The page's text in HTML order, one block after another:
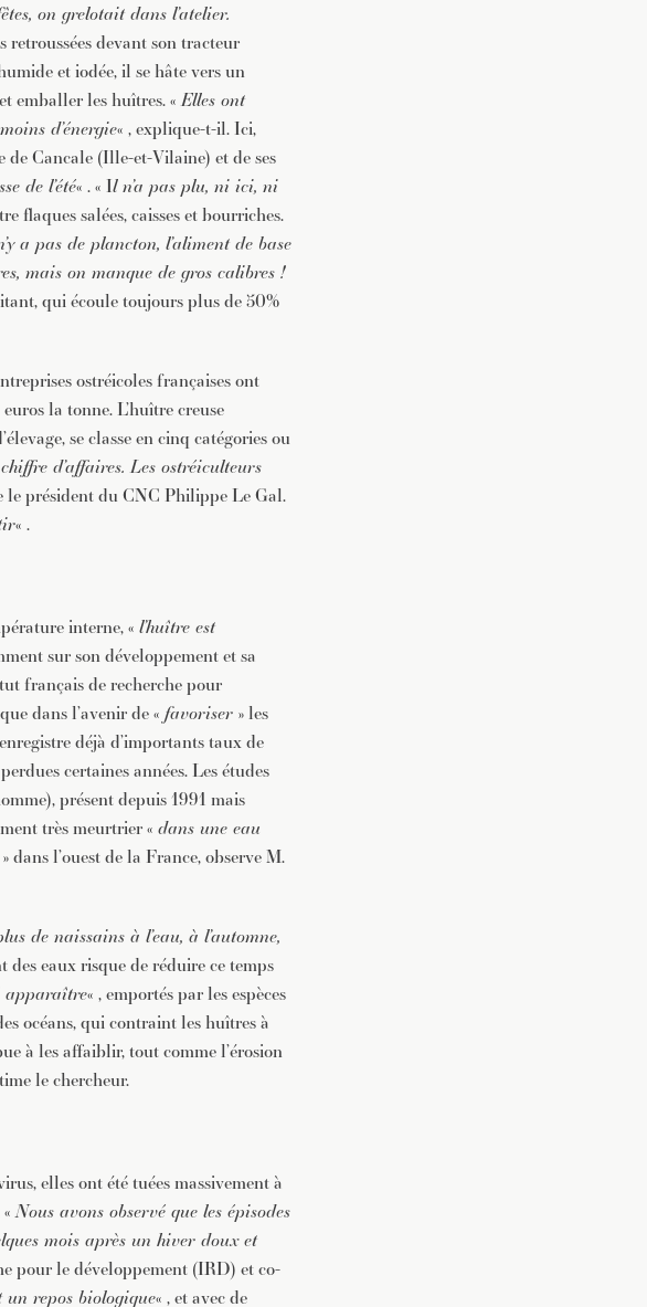
on grelotait dans l’atelier.
retroussées devant son tracteur
et iodée, il se hâte vers un
emballer les huîtres. «Elles ont
d’énergie« , explique-t-il. Ici,
de Cancale (Ille-et-Vilaine) et de ses
de l’été« . « Il n’a pas plu, ni ici, ni
flaques salées, caisses et bourriches.
a pas de plancton, l’aliment de base
mais on manque de gros calibres !
qui écoule toujours plus de 50%
ostréicoles françaises ont
la tonne. L’huître creuse
se classe en cinq catégories ou
d’affaires. Les ostréiculteurs
le président du CNC Philippe Le Gal.
« .
interne, « l’huître est
sur son développement et sa
français de recherche pour
dans l’avenir de « favoriser » les
déjà d’importants taux de
certaines années. Les études
présent depuis 1991 mais
très meurtrier « dans une eau
» dans l’ouest de la France, observe M.
de naissains à l’eau, à l’automne,
des eaux risque de réduire ce temps
apparaître« , emportés par les espèces
océans, qui contraint les huîtres à
à les affaiblir, tout comme l’érosion
le chercheur.
elles ont été tuées massivement à
«Nous avons observé que les épisodes
mois après un hiver doux et
pour le développement (IRD) et co-
repos biologique« , et avec de